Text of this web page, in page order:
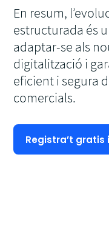
En resum,
estructurada és
adaptar-se als
digitalització i
eficient i segura
comercials.
Registra’t